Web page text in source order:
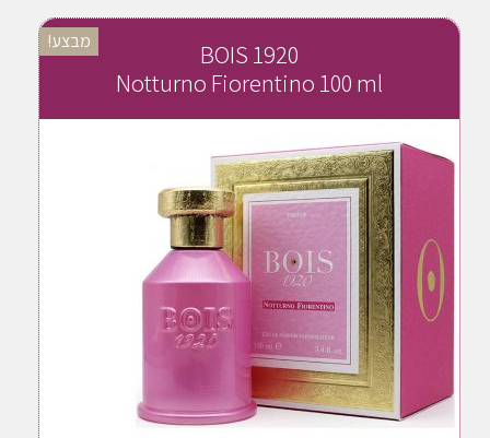
מבצע!
BOIS 1920
Notturno Fiorentino 100 ml